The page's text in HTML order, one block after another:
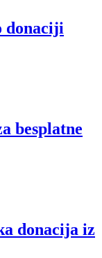
donaciji
besplatne
donacija iz